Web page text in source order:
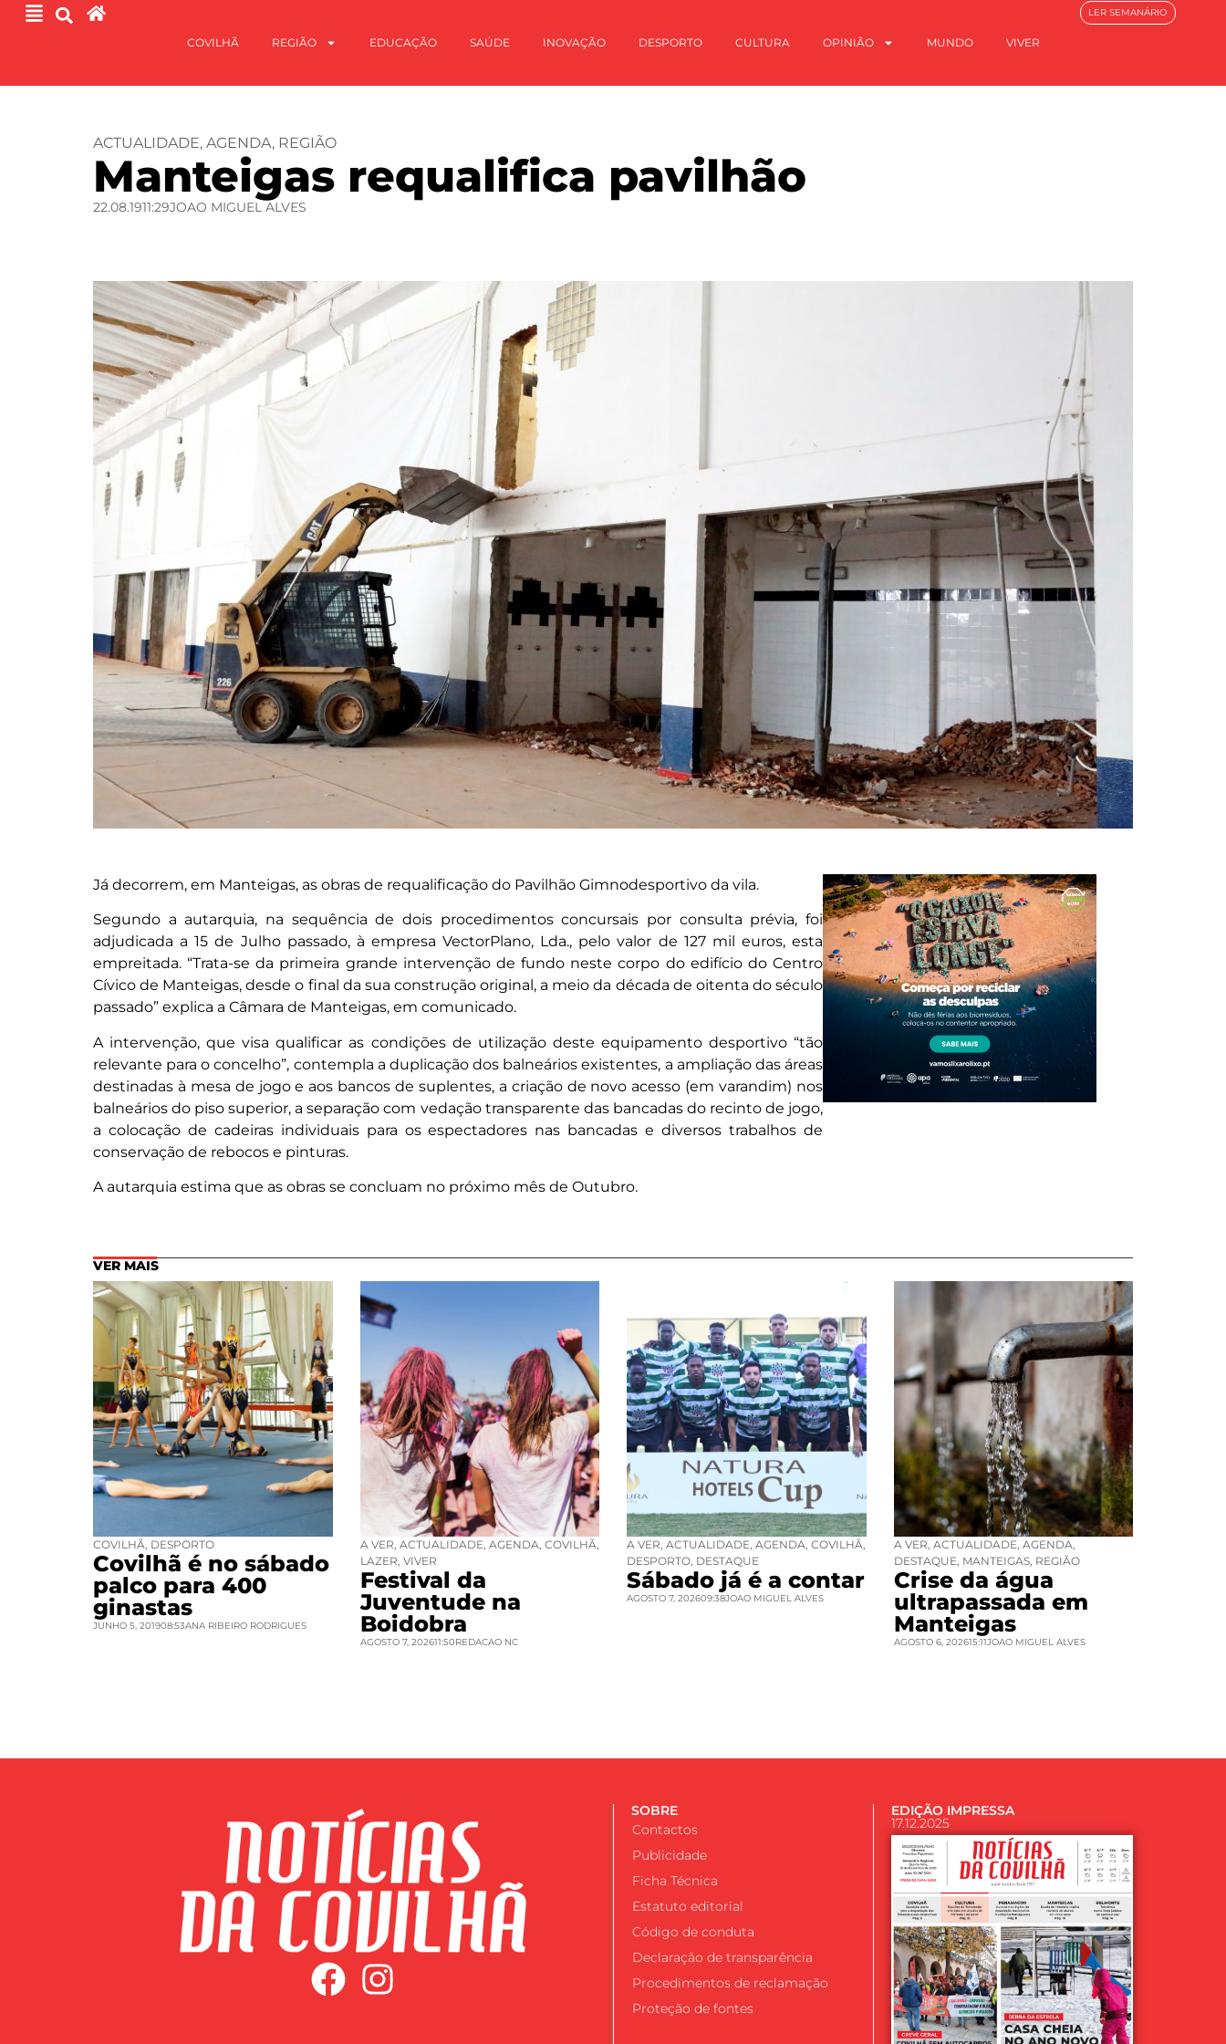
COVILHÃ REGIÃO EDUCAÇÃO SAÚDE INOVAÇÃO DESPORTO CULTURA OPINIÃO MUNDO VIVER
LER SEMANÁRIO
ACTUALIDADE, AGENDA, REGIÃO
Manteigas requalifica pavilhão
22.08.1911:29JOAO MIGUEL ALVES
Já decorrem, em Manteigas, as obras de requalificação do Pavilhão Gimnodesportivo da vila.
Segundo a autarquia, na sequência de dois procedimentos concursais por consulta prévia, foi
adjudicada a 15 de Julho passado, à empresa VectorPlano, Lda., pelo valor de 127 mil euros, esta
empreitada. “Trata-se da primeira grande intervenção de fundo neste corpo do edifício do Centro
Cívico de Manteigas, desde o final da sua construção original, a meio da década de oitenta do século
passado” explica a Câmara de Manteigas, em comunicado.
A intervenção, que visa qualificar as condições de utilização deste equipamento desportivo “tão
relevante para o concelho”, contempla a duplicação dos balneários existentes, a ampliação das áreas
destinadas à mesa de jogo e aos bancos de suplentes, a criação de novo acesso (em varandim) nos
balneários do piso superior, a separação com vedação transparente das bancadas do recinto de jogo,
a colocação de cadeiras individuais para os espectadores nas bancadas e diversos trabalhos de
conservação de rebocos e pinturas.
A autarquia estima que as obras se concluam no próximo mês de Outubro.
VER MAIS
COVILHÃ DESPORTO
Covilhã é no sábado
palco para 400
ginastas
JUNHO 5, 201908:53ANA RIBEIRO RODRIGUES
A VER ACTUALIDADE AGENDA COVILHÃ
LAZER VIVER
Festival da
Juventude na
Boidobra
AGOSTO 7, 202611:50REDACAO NC
A VER ACTUALIDADE AGENDA COVILHÃ
DESPORTO DESTAQUE
Sábado já é a contar
AGOSTO 7, 202609:38JOAO MIGUEL ALVES
A VER ACTUALIDADE AGENDA
DESTAQUE MANTEIGAS, REGIÃO
Crise da água
ultrapassada em
Manteigas
AGOSTO 6, 202615:11JOAO MIGUEL ALVES
SOBRE
Contactos
Publicidade
Ficha Técnica
Estatuto editorial
Código de conduta
Declaração de transparência
Procedimentos de reclamação
Proteção de fontes
EDIÇÃO IMPRESSA
17.12.2025